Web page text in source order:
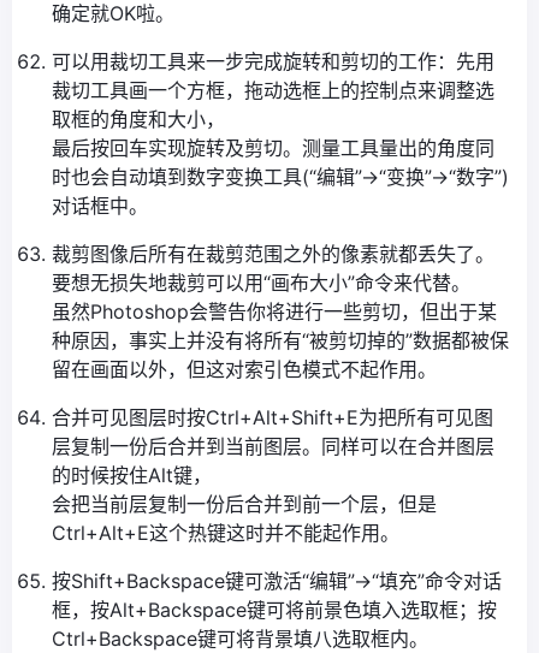
确定就OK啦。
可以用裁切工具来一步完成旋转和剪切的工作：先用
裁切工具画一个方框，拖动选框上的控制点来调整选
取框的角度和大小，
最后按回车实现旋转及剪切。测量工具量出的角度同
时也会自动填到数字变换工具(“编辑”→“变换”→“数字”)
对话框中。
裁剪图像后所有在裁剪范围之外的像素就都丢失了。
要想无损失地裁剪可以用“画布大小”命令来代替。
虽然Photoshop会警告你将进行一些剪切，但出于某
种原因，事实上并没有将所有“被剪切掉的”数据都被保
留在画面以外，但这对索引色模式不起作用。
合并可见图层时按Ctrl+Alt+Shift+E为把所有可见图
层复制一份后合并到当前图层。同样可以在合并图层
的时候按住Alt键，
会把当前层复制一份后合并到前一个层，但是
Ctrl+Alt+E这个热键这时并不能起作用。
按Shift+Backspace键可激活“编辑”→“填充”命令对话
框，按Alt+Backspace键可将前景色填入选取框；按
Ctrl+Backspace键可将背景填八选取框内。